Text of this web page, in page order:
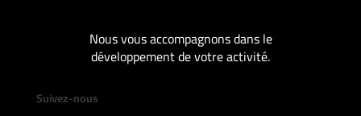
Nous vous accompagnons dans le
développement de votre activité.
Suivez-nous